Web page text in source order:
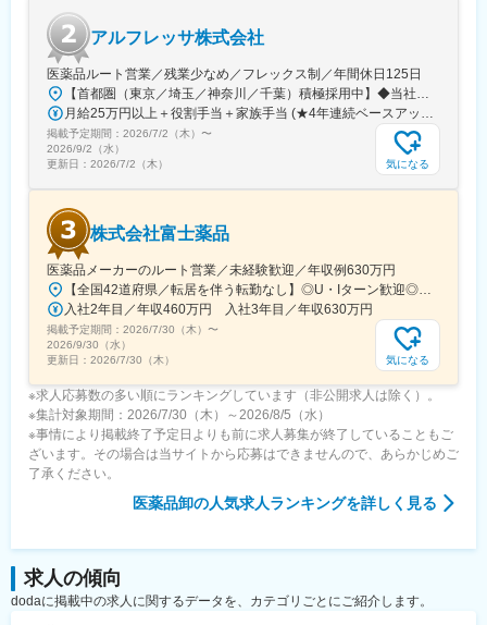
アルフレッサ株式会社
医薬品ルート営業／残業少なめ／フレックス制／年間休日125日
【首都圏（東京／埼玉／神奈川／千葉）積極採用中】◆当社が展開する【北海道／関東／首都圏／中部／近畿／九州】の各事業所へご希望を考慮した上で配属となります。【北海道】北海道【関東】栃木／群馬／茨城／長野／山梨／新潟【首都圏】東京／埼玉／神奈川／千葉★積極採用エリア【中部】静岡／愛知／三重／岐阜【近畿】滋賀／兵庫／大阪／京都／奈良／和歌山【九州】福岡／長崎／熊本／大分／宮崎／鹿児島各事業所の詳細については、弊社HPよりご確認ください※「企業情報」→「拠点」よりご確認いただけます。屋内禁煙(※喫煙室あり※禁煙タイムあり※喫煙室での就労はありません)
月給25万円以上＋役割手当＋家族手当 (★4年連続ベースアップ実施！)※時間外手当別途支給※年齢、経験、能力を考慮の上、優遇します
掲載予定期間： 2026/7/2（木） 〜
2026/9/2（水）
更新日： 2026/7/2（木） 気になる
株式会社富士薬品
医薬品メーカーのルート営業／未経験歓迎／年収例630万円
【全国42道府県／転居を伴う転勤なし】◎U・Iターン歓迎◎希望勤務地は選考前に選べます◎受動喫煙対策あり（屋内禁煙）◎オンライン面接実施中■北海道・東北北海道／青森／岩手／秋田／山形／福島■関東茨城／栃木／群馬／神奈川／埼玉／千葉■北陸・甲信越新潟／富山／石川／福井／長野／山梨■東海静岡／愛知／三重／岐阜■関西大阪／京都／滋賀／奈良／兵庫／和歌山■中国・四国広島／島根／岡山／山口／徳島／愛媛／香川■九州・沖縄福岡／大分／宮崎／鹿児島／熊本／長崎／沖縄＜オンライン面接実施中＞その他、下記「勤務地一覧」よりご確認ください藤枝営業所：静岡県静岡県島田市道悦3-14-2三島営業所：静岡県田方郡函南町肥田字南中道476中津川営業所：岐阜県中津川市中津川字大西667-1田辺営業所：和歌山県田辺市三栖字三反田130-5京都北営業所：京都府京都市北区上賀茂向縄手町16滑川営業所：富山県滑川市柳原字宮ノ東41-29※詳細は「会社概要」欄HPから
入社2年目／年収460万円 入社3年目／年収630万円
掲載予定期間： 2026/7/30（木） 〜
2026/9/30（水）
更新日： 2026/7/30（木） 気になる
※求人応募数の多い順にランキングしています（非公開求人は除く）。
※集計対象期間：2026/7/30（木）～2026/8/5（水）
※事情により掲載終了予定日よりも前に求人募集が終了していることもご
ざいます。その場合は当サイトから応募はできませんので、あらかじめご
了承ください。
医薬品卸の人気求人ランキングを詳しく見る
求人の傾向
dodaに掲載中の求人に関するデータを、カテゴリごとにご紹介します。